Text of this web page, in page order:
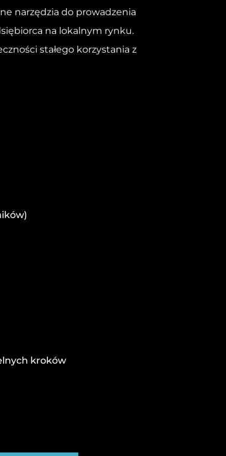
narzędzia do prowadzenia
na lokalnym rynku.
stałego korzystania z
kroków